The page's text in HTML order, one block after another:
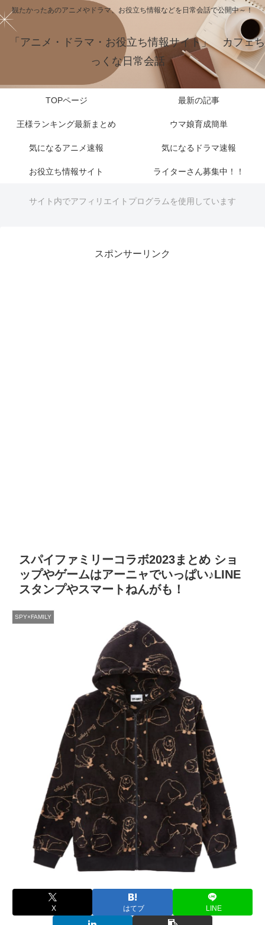
観たかったあのアニメやドラマ、お役立ち情報などを日常会話で公開中～！
「アニメ・ドラマ・お役立ち情報サイト」 カフェち
っくな日常会話
TOPページ 最新の記事
王様ランキング最新まとめ ウマ娘育成簡単
気になるアニメ速報 気になるドラマ速報
お役立ち情報サイト ライターさん募集中！！
サイト内でアフィリエイトプログラムを使用しています
スポンサーリンク
スパイファミリーコラボ2023まとめ ショ
ップやゲームはアーニャでいっぱい♪LINE
スタンプやスマートねんがも！
SPY×FAMILY
X はてブ LINE